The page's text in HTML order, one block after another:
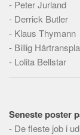
Dokumenttyper
Emner
Skribenter
Personer
Om
- Peter Jurland
- Derrick Butler
- Klaus Thymann
- Billig
- Lolita Bellstar
Seneste poster
- De fleste job i